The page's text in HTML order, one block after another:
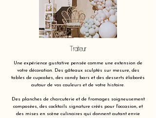
Traiteur
Une expérience gustative pensée comme une extension de
votre décoration. Des gâteaux sculptés sur mesure, des
tables de cupcakes, des candy bars et des desserts élaborés
autour de vos couleurs et de votre histoire.
Des planches de charcuterie et de fromages soigneusement
composées, des cocktails signature créés pour l'occasion, et
des mises en scène culinaires qui donnent autant envie